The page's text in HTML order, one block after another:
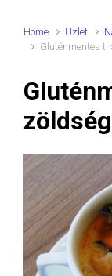
Home Üzlet
Gluténmentes